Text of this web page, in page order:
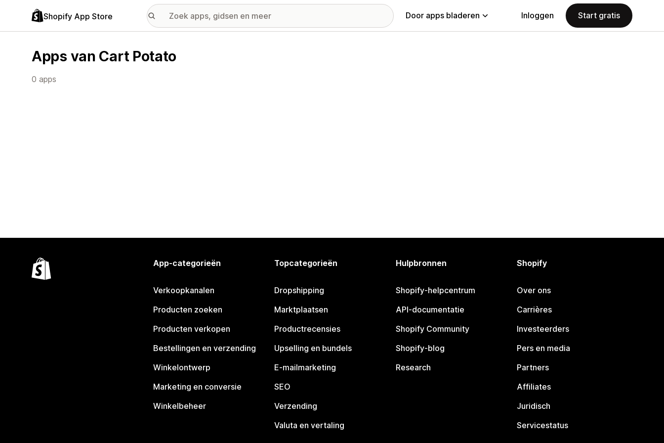
Shopify App Store Door apps bladeren Inloggen Start gratis
Apps van Cart Potato
0 apps
App-categorieën
Verkoopkanalen
Producten zoeken
Producten verkopen
Bestellingen en verzending
Winkelontwerp
Marketing en conversie
Winkelbeheer
Topcategorieën
Dropshipping
Marktplaatsen
Productrecensies
Upselling en bundels
E-mailmarketing
SEO
Verzending
Valuta en vertaling
Hulpbronnen
Shopify-helpcentrum
API-documentatie
Shopify Community
Shopify-blog
Research
Shopify
Over ons
Carrières
Investeerders
Pers en media
Partners
Affiliates
Juridisch
Servicestatus